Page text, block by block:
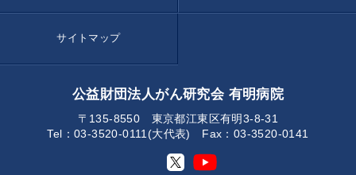
公益財団法人がん研究会 有明病院
〒135-8550 東京都江東区有明3-8-31
Tel：03-3520-0111(大代表) Fax：03-3520-0141
サイトマップ